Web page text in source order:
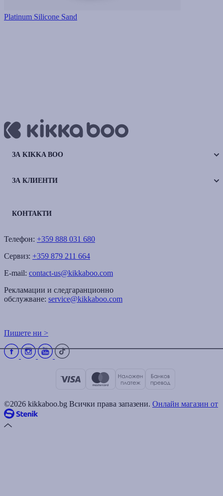
Platinum Silicone Sand
ЗА KIKKA BOO
ЗА КЛИЕНТИ
КОНТАКТИ
Телефон: +359 888 031 680
Сервиз: +359 879 211 664
E-mail: contact-us@kikkaboo.com
Рекламации и следгаранционно
обслужване: service@kikkaboo.com
Пишете ни >
©2026 kikkaboo.bg Всички права запазени. Онлайн магазин от